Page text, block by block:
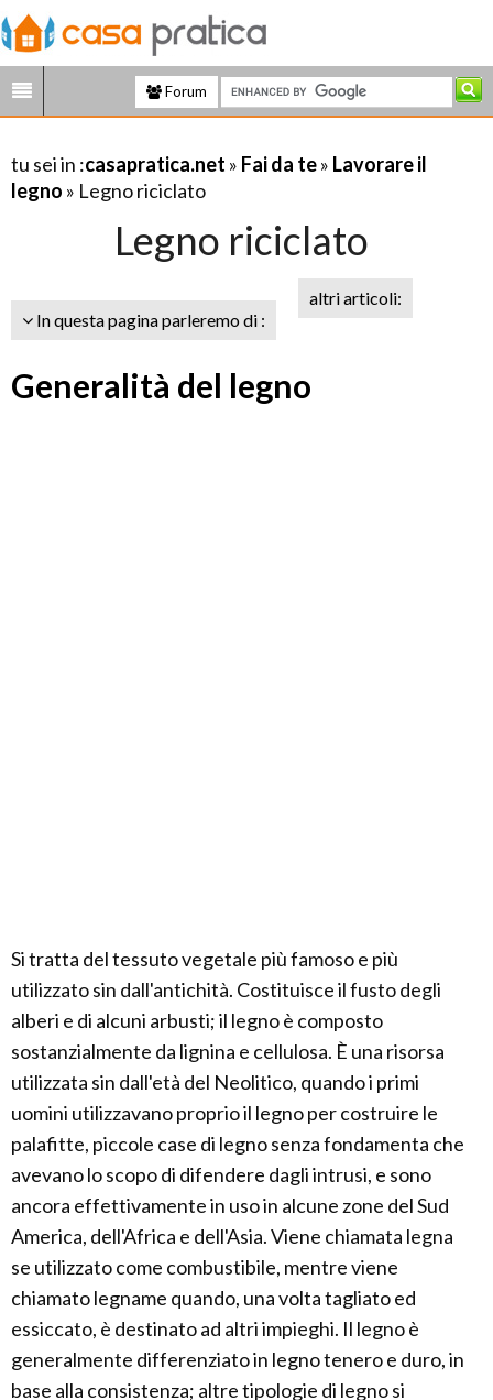
Forum
tu sei in :casapratica.net » Fai da te» Lavorare il
legno » Legno riciclato
Legno riciclato
In questa pagina parleremo di :
altri articoli:
Generalità del legno
Si tratta del tessuto vegetale più famoso e più
utilizzato sin dall'antichità. Costituisce il fusto degli
alberi e di alcuni arbusti; il legno è composto
sostanzialmente da lignina e cellulosa. È una risorsa
utilizzata sin dall'età del Neolitico, quando i primi
uomini utilizzavano proprio il legno per costruire le
palafitte, piccole case di legno senza fondamenta che
avevano lo scopo di difendere dagli intrusi, e sono
ancora effettivamente in uso in alcune zone del Sud
America, dell'Africa e dell'Asia. Viene chiamata legna
se utilizzato come combustibile, mentre viene
chiamato legname quando, una volta tagliato ed
essiccato, è destinato ad altri impieghi. Il legno è
generalmente differenziato in legno tenero e duro, in
base alla consistenza; altre tipologie di legno si